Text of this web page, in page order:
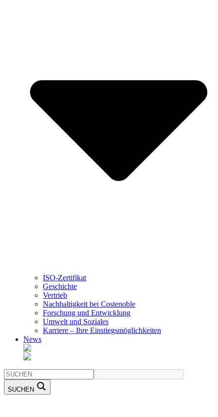
ISO-Zertifikat
Geschichte
Vertrieb
Nachhaltigkeit bei Costenoble
Forschung und Entwicklung
Umwelt und Soziales
Karriere – Ihre Einstiegsmöglichkeiten
News
SUCHEN